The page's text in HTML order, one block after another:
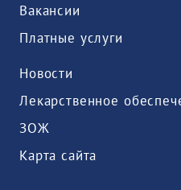
Вакансии
Платные услуги
Новости
Лекарственное
ЗОЖ
Карта сайта